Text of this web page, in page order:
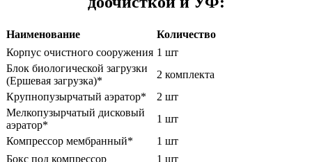
Наименование
Количество
Корпус очистного сооружения 1 шт
Блок биологической загрузки
(Ершевая загрузка)*
2 комплекта
Крупнопузырчатый аэратор*
2 шт
Мелкопузырчатый дисковый
аэратор*
1 шт
Компрессор мембранный*
1 шт
Бокс под компрессор
1 шт